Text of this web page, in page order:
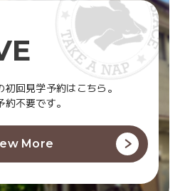
E
回見学予約はこちら。
不要です。
More